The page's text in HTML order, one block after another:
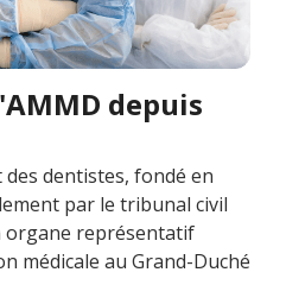
depuis
des dentistes, fondé en
par le tribunal civil
organe représentatif
médicale au Grand-Duché